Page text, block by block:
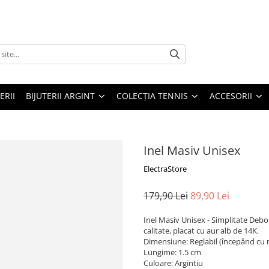
BIJUTERII ARGINT COLECȚIA TENNIS ACCESORII
Inel Masiv Unisex
ElectraStore
179,90 Lei89,90 Lei
Inel Masiv Unisex - Simplitate
calitate, placat cu aur alb de 14K.
Dimensiune: Reglabil (începând
Lungime: 1.5 cm
Culoare: Argintiu